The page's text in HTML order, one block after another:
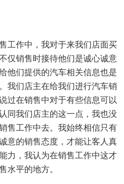
工作中，我对于来我们店面买
仅销售时接待他们是诚心诚意
他们提供的汽车相关信息也是
我们店主在给我们进行汽车销
过在销售中对于有些信息可以
同我们店主的这一点，我也没
售工作中去。我始终相信只有
意的销售态度，才能让客人真
力，我认为在销售工作中这才
水平的地方。